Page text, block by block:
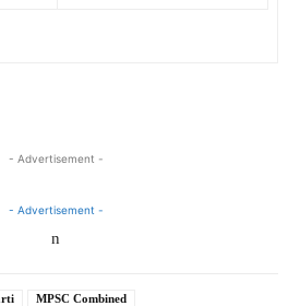
- Advertisement -
- Advertisement -
n
MPSC Combined